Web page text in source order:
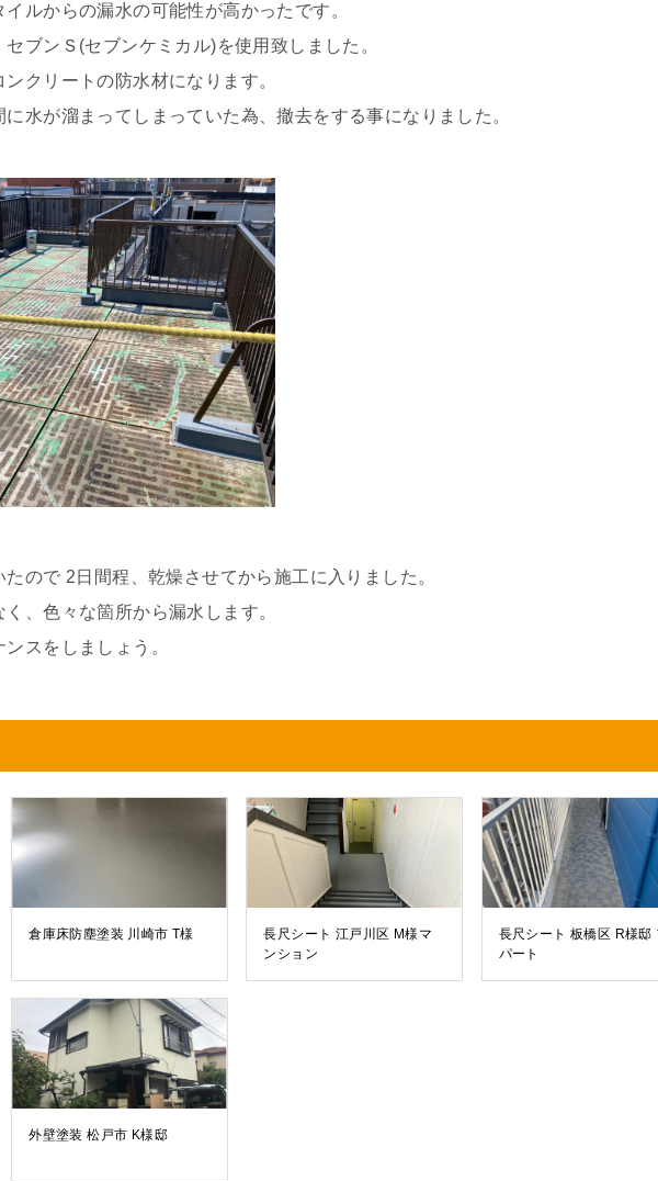
ルからの漏水の可能性が高かったです。
ブンＳ(セブンケミカル)を使用致しました。
クリートの防水材になります。
水が溜まってしまっていた為、撤去をする事になりました。
ので 2日間程、乾燥させてから施工に入りました。
、色々な箇所から漏水します。
スをしましょう。
倉庫床防塵塗装 川崎市 T様
長尺シート 江戸川区 M様マ
ンション
長尺シート 板橋区 R様邸
パート
外壁塗装 松戸市 K様邸